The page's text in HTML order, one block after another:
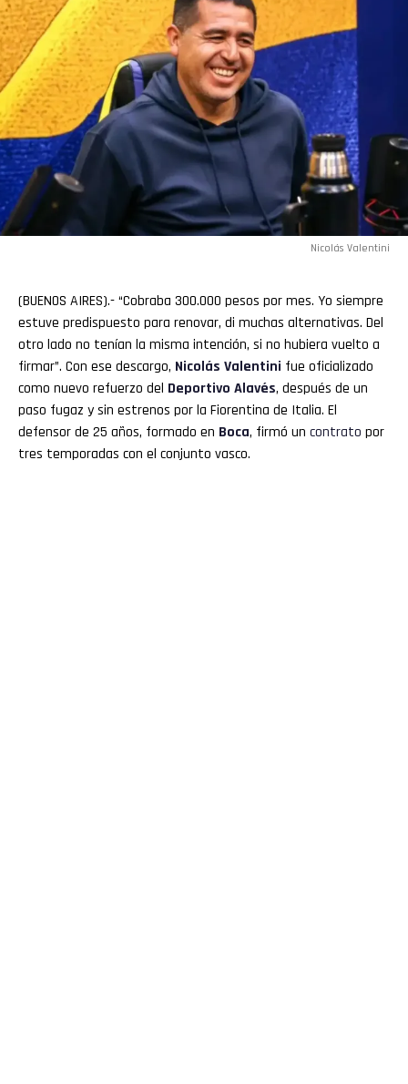
Nicolás Valentini
(BUENOS AIRES).- “Cobraba 300.000 pesos por mes. Yo siempre
estuve predispuesto para renovar, di muchas alternativas. Del
otro lado no tenían la misma intención, si no hubiera vuelto a
firmar”. Con ese descargo, Nicolás Valentini fue oficializado
como nuevo refuerzo del Deportivo Alavés, después de un
paso fugaz y sin estrenos por la Fiorentina de Italia. El
defensor de 25 años, formado en Boca, firmó un contrato por
tres temporadas con el conjunto vasco.